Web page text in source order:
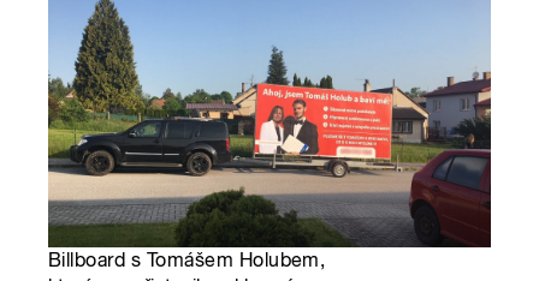
Billboard s Tomášem Holubem,